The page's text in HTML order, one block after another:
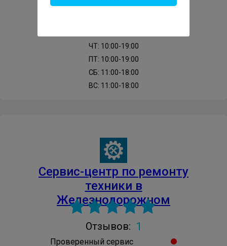
ПН: 10:00-19:00
ЧТ: 10:00-19:00
ПТ: 10:00-19:00
СБ: 11:00-18:00
ВС: 11:00-18:00
Cервис-центр по ремонту
техники в
Железнодорожном
Отзывов: 1
Проверенный сервис